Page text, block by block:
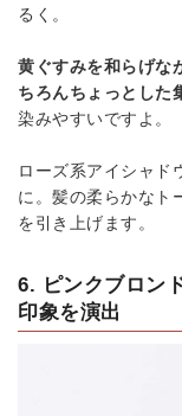
るく。
黄ぐすみを和らげな
ちろんちょっとした
染みやすいですよ。
ローズ系アイシャド
に。髪の柔らかなト
を引き上げます。
6. ピンクブロン
印象を演出